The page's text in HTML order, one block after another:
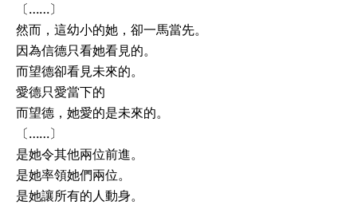
〔……〕
然而，這幼小的她，卻一馬當先。
因為信德只看她看見的。
而望德卻看見未來的。
愛德只愛當下的
而望德，她愛的是未來的。
〔……〕
是她令其他兩位前進。
是她率領她們兩位。
是她讓所有的人動身。